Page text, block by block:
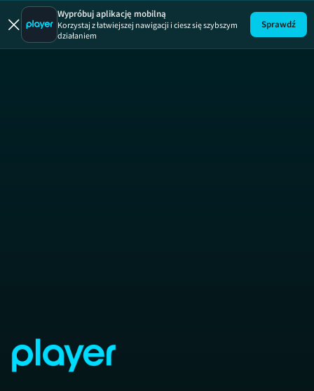
Perfect Days
Wypróbuj aplikację mobilną
Korzystaj z łatwiejszej nawigacji i ciesz się szybszym
działaniem
Sprawdź